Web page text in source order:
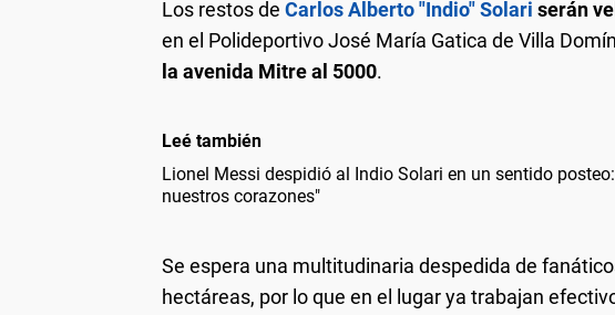
Los restos de Carlos Alberto "Indio" Solari serán
en el Polideportivo José María Gatica de Villa
la avenida Mitre al 5000.
Leé también
Lionel Messi despidió al Indio Solari en un sentido
nuestros corazones"
Se espera una multitudinaria despedida de
hectáreas, por lo que en el lugar ya trabajan